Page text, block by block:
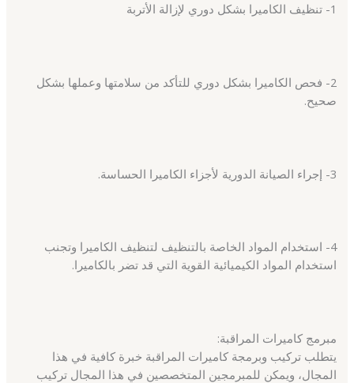
1- تنظيف الكاميرا بشكل دوري لإزالة الأتربة
2- فحص الكاميرا بشكل دوري للتأكد من سلامتها وعملها بشكل
صحيح.
3- إجراء الصيانة الدورية لأجزاء الكاميرا الحساسة.
4- استخدام المواد الخاصة بالتنظيف لتنظيف الكاميرا وتجنب
استخدام المواد الكيميائية القوية التي قد تضر بالكاميرا.
مبرمج كاميرات المراقبة:
يتطلب تركيب وبرمجة كاميرات المراقبة خبرة كافية في هذا
المجال، ويمكن للمبرمجين المتخصصين في هذا المجال تركيب